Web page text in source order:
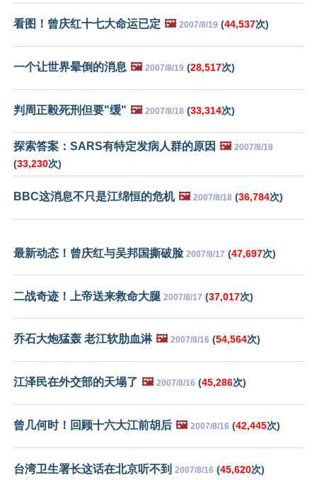
看图！曾庆红十七大命运已定 🖼️ 2007/8/19 (44,537次)
一个让世界晕倒的消息 🖼️ 2007/8/19 (28,517次)
判周正毅死刑但要"缓" 🖼️ 2007/8/18 (33,314次)
探索答案：SARS有特定发病人群的原因 🖼️ 2007/8/18
(33,230次)
BBC这消息不只是江绵恒的危机 🖼️ 2007/8/18 (36,784次)
最新动态！曾庆红与吴邦国撕破脸 2007/8/17 (47,697次)
二战奇迹！上帝送来救命大腿 2007/8/17 (37,017次)
乔石大炮猛轰 老江软肋血淋 🖼️ 2007/8/16 (54,564次)
江泽民在外交部的天塌了 🖼️ 2007/8/16 (45,286次)
曾几何时！回顾十六大江前胡后 🖼️ 2007/8/16 (42,445次)
台湾卫生署长这话在北京听不到 2007/8/16 (45,620次)